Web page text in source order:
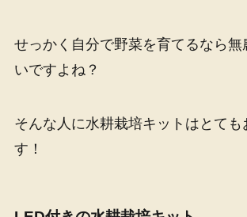
せっかく自分で野菜を育てるなら無
いですよね？
そんな人に水耕栽培キットはとても
す！